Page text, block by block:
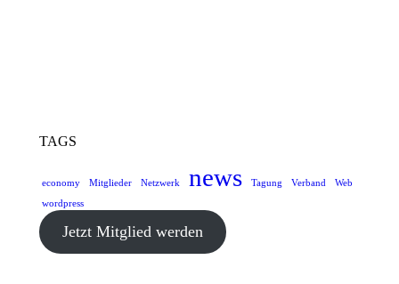
TAGS
economy Mitglieder Netzwerk news Tagung Verband Web
wordpress
Jetzt Mitglied werden